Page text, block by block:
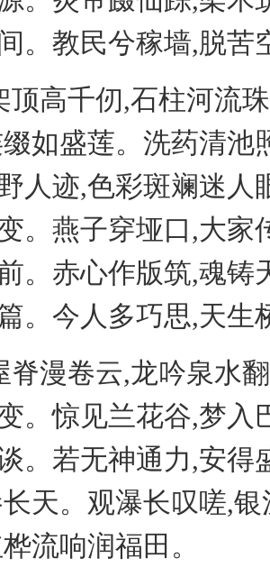
。教民兮稼墙,脱苦
顶高千仞,石柱河流
如盛莲。洗药清池
人迹,色彩斑斓迷人
。燕子穿垭口,大家
。赤心作版筑,魂铸
。今人多巧思,天生
脊漫卷云,龙吟泉水
。惊见兰花谷,梦入
。若无神通力,安得
天。观瀑长叹嗟,
流响润福田。